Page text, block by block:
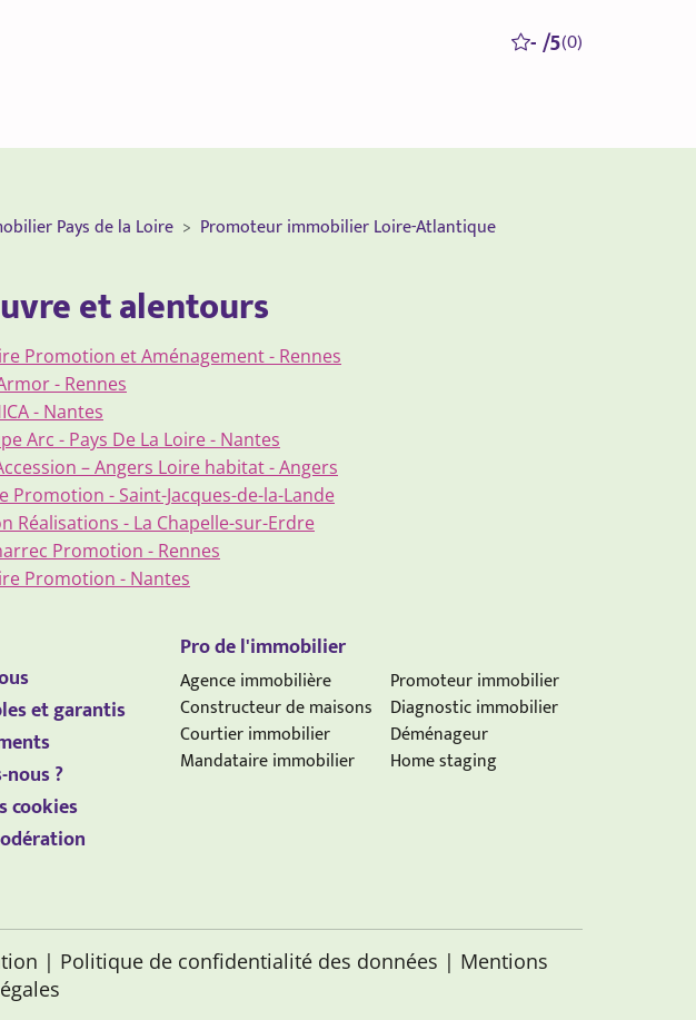
- /5(0)
Pays de la Loire
Promoteur immobilier Loire-Atlantique
et alentours
Promotion et Aménagement - Rennes
- Rennes
- Nantes
Arc - Pays De La Loire - Nantes
– Angers Loire habitat - Angers
Promotion - Saint-Jacques-de-la-Lande
Réalisations - La Chapelle-sur-Erdre
Promotion - Rennes
Promotion - Nantes
et garantis
?
cookies
Pro de l'immobilier
Agence immobilière
Constructeur de maisons
Courtier immobilier
Mandataire immobilier
Promoteur immobilier
Diagnostic immobilier
Déménageur
Home staging
| Politique de confidentialité des données | Mentions